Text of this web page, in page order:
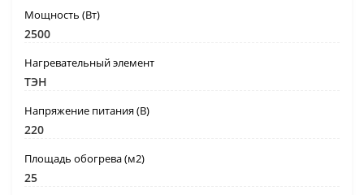
Мощность (Вт)
2500
Нагревательный элемент
ТЭН
Напряжение питания (В)
220
Площадь обогрева (м2)
25